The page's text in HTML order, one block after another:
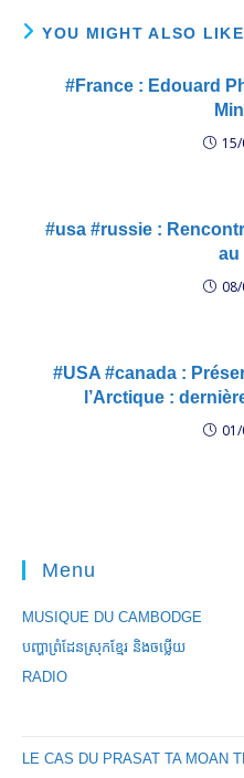
YOU MIGHT ALSO LIKE
#France : Edouard
#usa #russie :
au
#USA #canada :
l’Arctique :
Menu
MUSIQUE DU CAMBODGE
បញ្ហាព្រំដែនស្រុកខ្មែរ និងចឞ្លើយ
RADIO
LE CAS DU PRASAT TA MOAN